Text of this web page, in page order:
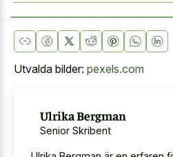
Utvalda bilder: pexels.com
Ulrika Bergman
Senior Skribent